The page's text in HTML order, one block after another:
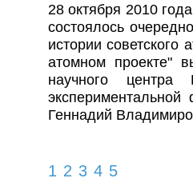
28 октября 2010
состоялось
истории
атомном проекте"
научного центра
Геннадий
1 2 3 4 5